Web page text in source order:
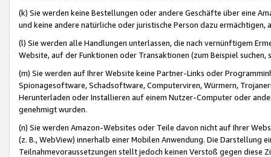
(k) Sie werden keine Bestellungen oder andere Geschäfte über eine
und keine andere natürliche oder juristische Person dazu
(l) Sie werden alle Handlungen unterlassen, die nach vernünftigem
Website, auf der Funktionen oder Transaktionen (zum Beispiel
(m) Sie werden auf Ihrer Website keine Partner-Links oder
Spionagesoftware, Schadsoftware, Computerviren, Würmern,
Herunterladen oder Installieren auf einem Nutzer-Computer oder
genehmigt wurden.
(n) Sie werden Amazon-Websites oder Teile davon nicht auf Ihrer
(z. B., WebView) innerhalb einer Mobilen Anwendung. Die Darstellung
Teilnahmevoraussetzungen stellt jedoch keinen Verstoß gegen diese